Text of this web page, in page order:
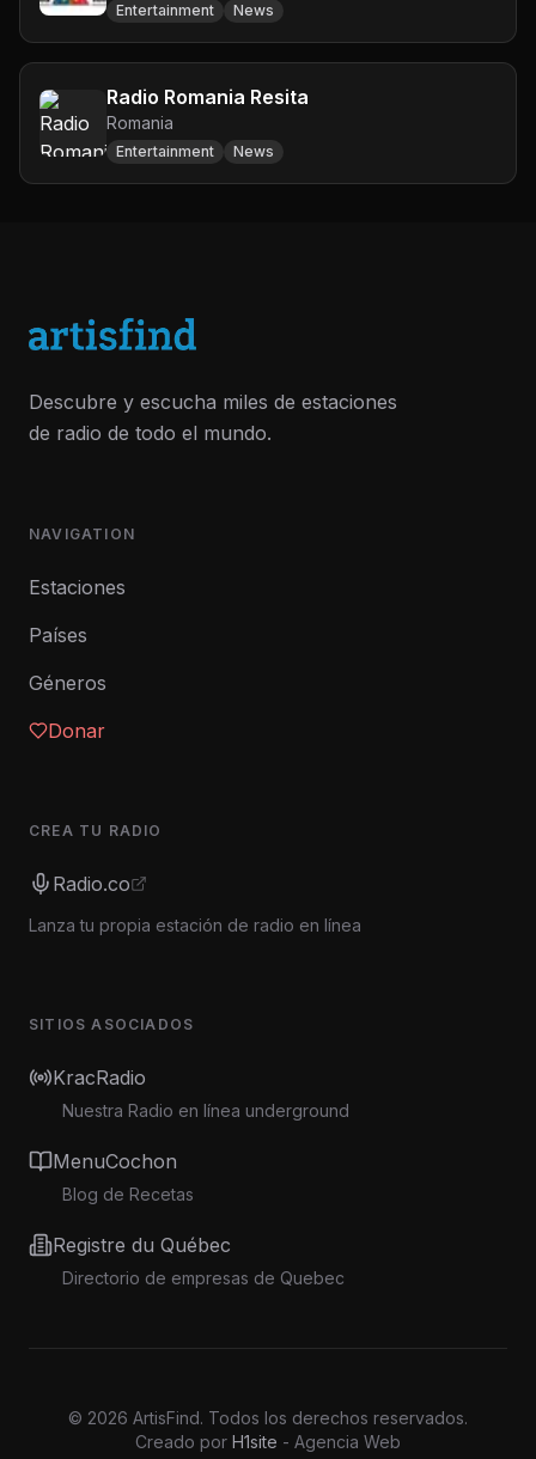
Entertainment News
Radio Romania Resita
Romania
Entertainment News
Descubre y escucha miles de estaciones
de radio de todo el mundo.
NAVIGATION
Estaciones
Países
Géneros
Donar
CREA TU RADIO
Radio.co
Lanza tu propia estación de radio en línea
SITIOS ASOCIADOS
KracRadio
Nuestra Radio en línea underground
MenuCochon
Blog de Recetas
Registre du Québec
Directorio de empresas de Quebec
© 2026 ArtisFind. Todos los derechos reservados.
Creado por H1site - Agencia Web